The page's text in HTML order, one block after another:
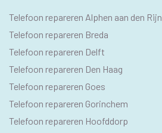
SEO
PAGINA'S
Telefoon repareren Alphen aan den Rijn
Telefoon repareren Breda
Telefoon repareren Delft
Telefoon repareren Den Haag
Telefoon repareren Goes
Telefoon repareren Gorinchem
Telefoon repareren Hoofddorp